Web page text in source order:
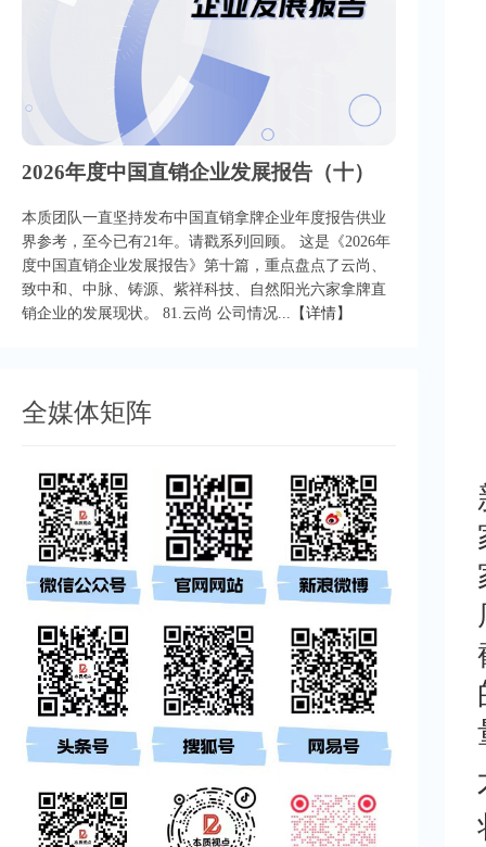
2026年度中国直销企业发展报告（十）
本质团队一直坚持发布中国直销拿牌企业年度报告供业
界参考，至今已有21年。请戳系列回顾。 这是《2026年
度中国直销企业发展报告》第十篇，重点盘点了云尚、
致中和、中脉、铸源、紫祥科技、自然阳光六家拿牌直
销企业的发展现状。 81.云尚 公司情况...
【详情】
全媒体矩阵